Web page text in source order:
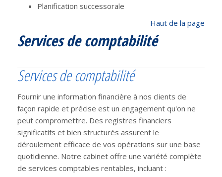
Planification successorale
Haut de la page
Services de comptabilité
Services de comptabilité
Fournir une information financière à nos clients de
façon rapide et précise est un engagement qu'on ne
peut compromettre. Des registres financiers
significatifs et bien structurés assurent le
déroulement efficace de vos opérations sur une base
quotidienne. Notre cabinet offre une variété complète
de services comptables rentables, incluant :